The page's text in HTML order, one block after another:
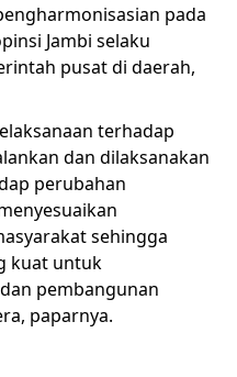
pada
Jambi selaku
pusat di daerah,
terhadap
dan dilaksanakan
perubahan
sehingga
kuat untuk
pembangunan
paparnya.